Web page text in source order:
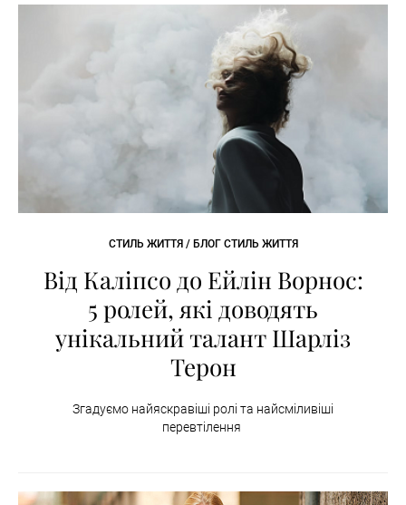
СТИЛЬ ЖИТТЯ / БЛОГ СТИЛЬ ЖИТТЯ
Від Каліпсо до Ейлін Ворнос:
5 ролей, які доводять
унікальний талант Шарліз
Терон
Згадуємо найяскравіші ролі та найсміливіші
перевтілення